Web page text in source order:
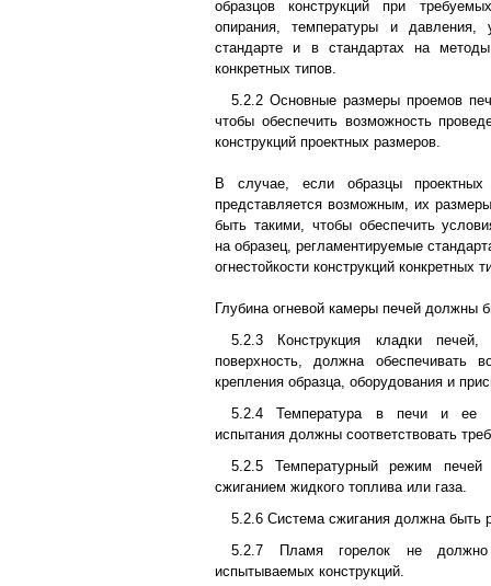
образцов конструкций при
опирания, температуры и давления,
стандарте и в стандартах на методы
конкретных типов.
5.2.2 Основные размеры проемов
чтобы обеспечить возможность
конструкций проектных размеров.
В случае, если образцы
представляется возможным, их
быть такими, чтобы обеспечить
на образец, регламентируемые
огнестойкости конструкций конкретных
Глубина огневой камеры печей должны
5.2.3 Конструкция кладки
поверхность, должна обеспечивать
крепления образца, оборудования и
5.2.4 Температура в печи и ее
испытания должны соответствовать
5.2.5 Температурный режим печей
сжиганием жидкого топлива или газа.
5.2.6 Система сжигания должна быть
5.2.7 Пламя горелок не должно
испытываемых конструкций.